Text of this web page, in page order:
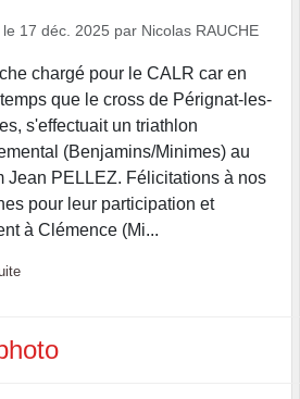
17 déc. 2025 par Nicolas RAUCHE
chargé pour le CALR car en
que le cross de Pérignat-les-
s'effectuait un triathlon
(Benjamins/Minimes) au
Jean PELLEZ. Félicitations à nos
pour leur participation et
à Clémence (Mi...